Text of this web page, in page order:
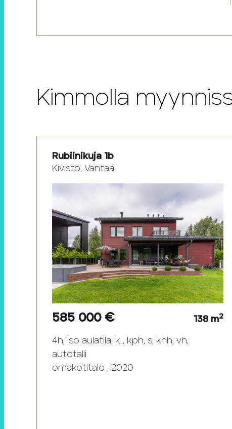
Kimmolla
Rubiinikuja 1b
Kivistö, Vantaa
585 000 € 138 m2
4h, iso aulatila, k , kph, s, khh, vh,
autotalli
omakotitalo , 2020